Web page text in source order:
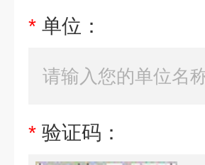
* 单位：
* 验证码：